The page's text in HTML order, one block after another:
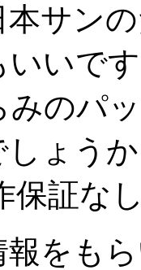
サン
いで
のパ
しょう
保証
をも